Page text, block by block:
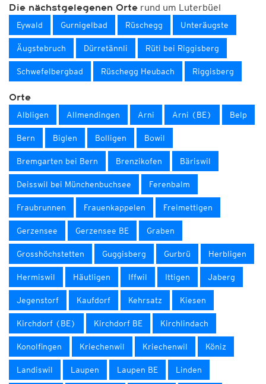
Die nächstgelegenen Orte rund um Luterbüel
Eywald Gurnigelbad Rüschegg Unteräugste
Äugstebruch Dürretännli Rüti bei Riggisberg
Schwefelbergbad Rüschegg Heubach Riggisberg
Orte
Albligen Allmendingen Arni Arni (BE) Belp
Bern Biglen Bolligen Bowil
Bremgarten bei Bern Brenzikofen Bäriswil
Deisswil bei Münchenbuchsee Ferenbalm
Fraubrunnen Frauenkappelen Freimettigen
Gerzensee Gerzensee BE Graben
Grosshöchstetten Guggisberg Gurbrü Herbligen
Hermiswil Häutligen Iffwil Ittigen Jaberg
Jegenstorf Kaufdorf Kehrsatz Kiesen
Kirchdorf (BE) Kirchdorf BE Kirchlindach
Konolfingen Kriechenwil Kriechenwil Köniz
Landiswil Laupen Laupen BE Linden